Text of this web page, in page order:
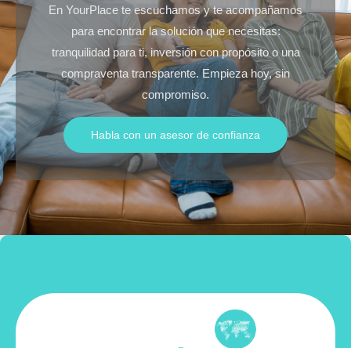
En YourPlace te escuchamos y te acompañamos
para encontrar la solución que necesitas:
tranquilidad para ti, inversión con propósito o una
compraventa transparente. Empieza hoy, sin
compromiso.
Habla con un asesor de confianza